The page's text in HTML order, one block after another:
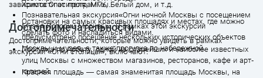
Познавательная экскурсия«Огни ночной Москвы с посещением
Музея Истории Москвы». В рамках этой экскурсии
предусмотрено посещение нескольких исторических объектов
Москвы и музея, а также прогулка по набережной.
Христа Спасителя, МГУ, Белый дом, и т.д.
Остановки на самых красивых площадях и местах, где можно
сделать фото и насладиться видами.
Прогулка по Арбату, одной из старейших и наиболее известных
улиц Москвы с множеством магазинов, ресторанов, кафе и арт-
галерей.
зависимости от программы.
Достопримечательности
Достопримечательности, которые можно увидеть в рамках
экскурсии «Огни столицы», включают:
Красная площадь — самая знаменитая площадь Москвы, на